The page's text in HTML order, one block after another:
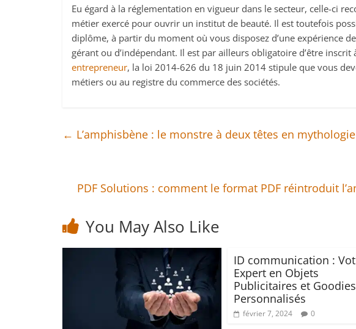
Eu égard à la réglementation en vigueur dans le secteur, celle-ci
métier exercé pour ouvrir un institut de beauté. Il est toutefois
diplôme, à partir du moment où vous disposez d’une expérience
gérant ou d’indépendant. Il est par ailleurs obligatoire d’être
entrepreneur, la loi 2014-626 du 18 juin 2014 stipule que vous
métiers ou au registre du commerce des sociétés.
← L’amphisbène : le monstre à deux têtes en mythologie
PDF Solutions : comment le format PDF réintroduit
You May Also Like
ID communication :
Expert en Objets
Publicitaires et Goodies
Personnalisés
février 7, 2024 0